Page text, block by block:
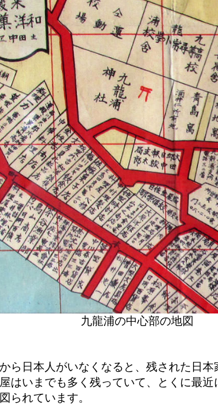
九龍浦の中心部の地図
ら日本人がいなくなると、残された日本
はいまでも多く残っていて、とくに最
られています。